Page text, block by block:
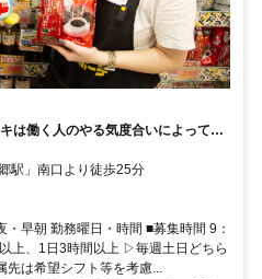
は働く人のやる気度合いによって、
駅」南口より徒歩25分
早朝 勤務曜日・時間 ■募集時間 9：
上、1日3時間以上 ▷毎週土日どちら
は希望シフト等を考慮...